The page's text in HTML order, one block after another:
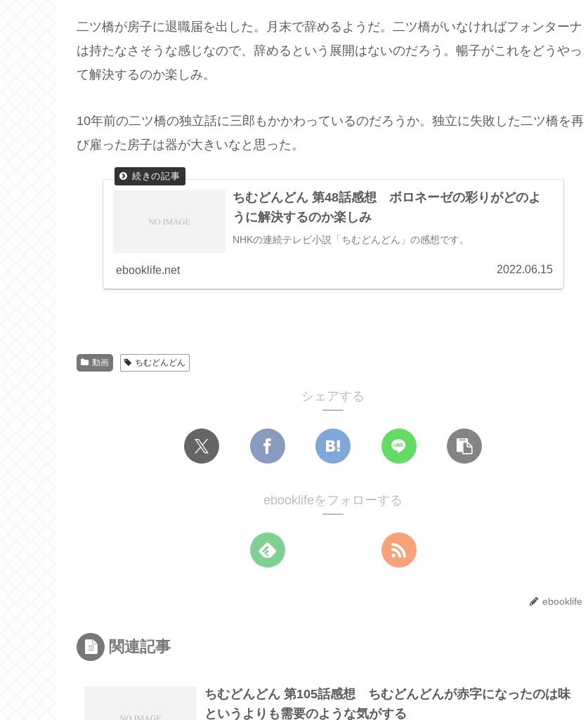
二ツ橋が房子に退職届を出した。月末で辞めるようだ。二ツ橋がいなければフォンターナ
は持たなさそうな感じなので、辞めるという展開はないのだろう。暢子がこれをどうやっ
て解決するのか楽しみ。
10年前の二ツ橋の独立話に三郎もかかわっているのだろうか。独立に失敗した二ツ橋を再
び雇った房子は器が大きいなと思った。
ちむどんどん 第48話感想 ボロネーゼの彩りがどのよ
うに解決するのか楽しみ
NHKの連続テレビ小説「ちむどんどん」の感想です。
ebooklife.net 2022.06.15
動画 ちむどんどん
シェアする
ebooklifeをフォローする
ebooklife
関連記事
ちむどんどん 第105話感想 ちむどんどんが赤字になったのは味
というよりも需要のような気がする